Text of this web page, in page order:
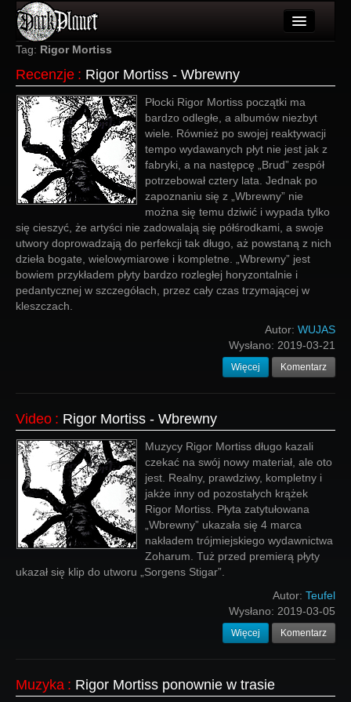
Artykuły
Użytkownicy
Wydarzenia
Galeria
Forum
Więcej
Login
Tag: Rigor Mortiss
Recenzje : Rigor Mortiss - Wbrewny
Płocki Rigor Mortiss początki ma
bardzo odległe, a albumów niezbyt
wiele. Również po swojej reaktywacji
tempo wydawanych płyt nie jest jak z
fabryki, a na następcę „Brud” zespół
potrzebował cztery lata. Jednak po
zapoznaniu się z „Wbrewny” nie
można się temu dziwić i wypada tylko
się cieszyć, że artyści nie zadowalają się półśrodkami, a swoje
utwory doprowadzają do perfekcji tak długo, aż powstaną z nich
dzieła bogate, wielowymiarowe i kompletne. „Wbrewny” jest
bowiem przykładem płyty bardzo rozległej horyzontalnie i
pedantycznej w szczegółach, przez cały czas trzymającej w
kleszczach.
Autor: WUJAS
Wysłano: 2019-03-21
Więcej Komentarz
Video : Rigor Mortiss - Wbrewny
Muzycy Rigor Mortiss długo kazali
czekać na swój nowy materiał, ale oto
jest. Realny, prawdziwy, kompletny i
jakże inny od pozostałych krążek
Rigor Mortiss. Płyta zatytułowana
„Wbrewny” ukazała się 4 marca
nakładem trójmiejskiego wydawnictwa
Zoharum. Tuż przed premierą płyty
ukazał się klip do utworu „Sorgens Stigar”.
Autor: Teufel
Wysłano: 2019-03-05
Więcej Komentarz
Muzyka : Rigor Mortiss ponownie w trasie